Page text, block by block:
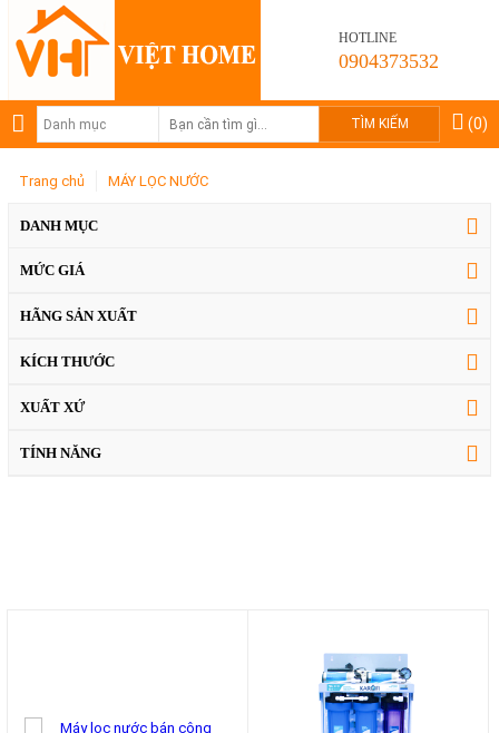
HOTLINE
0904373532
(0)
Trang chủ MÁY LỌC NƯỚC
DANH MỤC
MỨC GIÁ
HÃNG SẢN XUẤT
KÍCH THƯỚC
XUẤT XỨ
TÍNH NĂNG